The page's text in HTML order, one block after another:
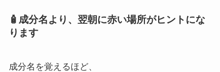
🧴成分名より、翌朝に赤い場所がヒントにな
ります
成分名を覚えるほど、